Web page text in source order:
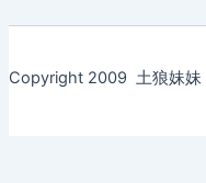
Copyright 2009 土狼妹妹